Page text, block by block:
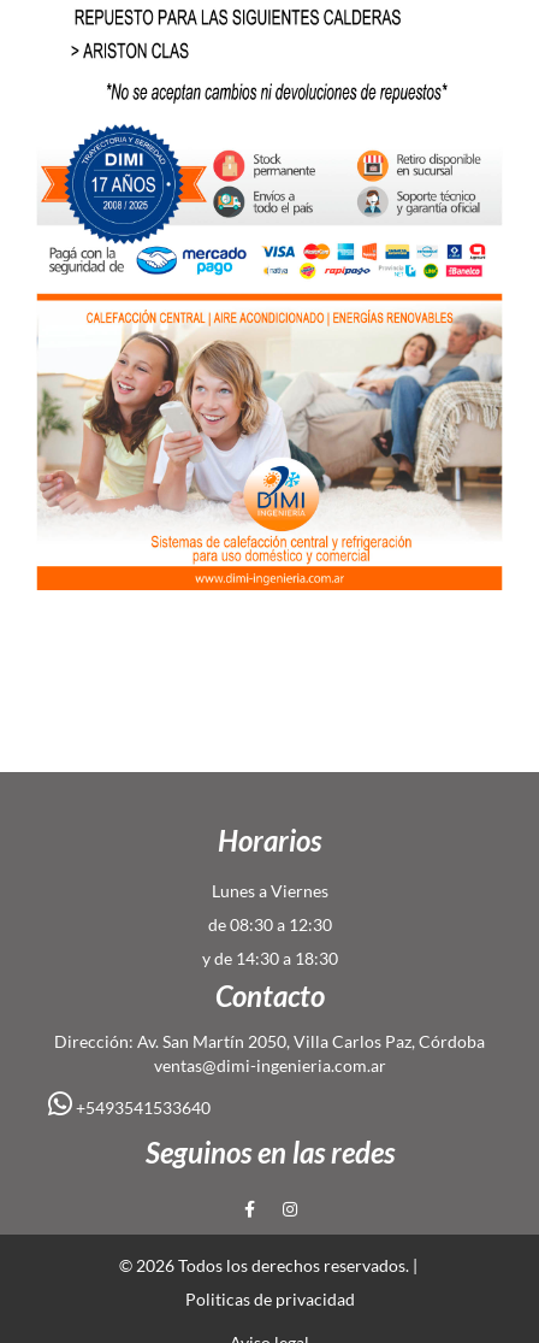
Horarios
Lunes a Viernes
de 08:30 a 12:30
y de 14:30 a 18:30
Contacto
Dirección: Av. San Martín 2050, Villa Carlos Paz, Córdoba
ventas@dimi-ingenieria.com.ar
+5493541533640
Seguinos en las redes
© 2026 Todos los derechos reservados. |
Politicas de privacidad